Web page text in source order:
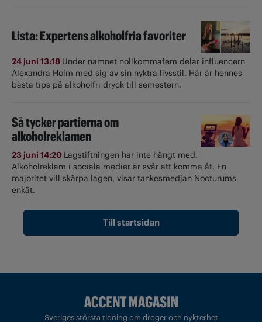
Lista: Expertens alkoholfria favoriter
24 juni 13:18 Under namnet nollkommafem delar influencern
Alexandra Holm med sig av sin nyktra livsstil. Här är hennes
bästa tips på alkoholfri dryck till semestern.
Så tycker partierna om
alkoholreklamen
23 juni 14:20 Lagstiftningen har inte hängt med.
Alkoholreklam i sociala medier är svår att komma åt. En
majoritet vill skärpa lagen, visar tankesmedjan Nocturums
enkät.
Till startsidan
Sveriges största tidning om droger och nykterhet